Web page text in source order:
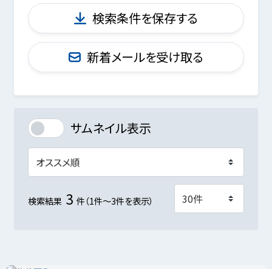
検索条件を保存する
新着メールを受け取る
サムネイル表示
検索結果 3 件（1件～3件を表示）